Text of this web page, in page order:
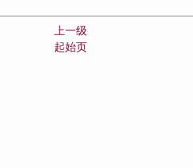
上一级
起始页